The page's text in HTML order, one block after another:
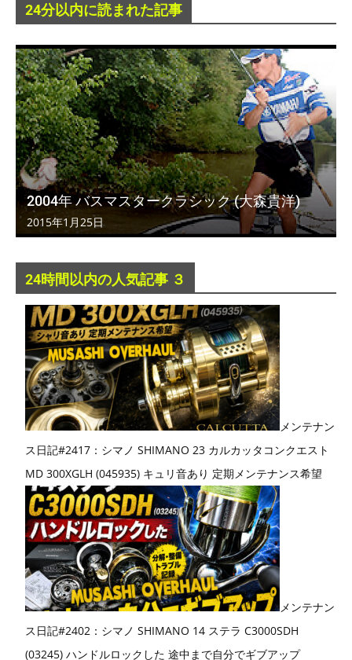
24分以内に読まれた記事
2004年 バスマスタークラシック (大森貴洋)
2015年1月25日
24時間以内の人気記事 ３
メンテナン
ス日記#2417：シマノ SHIMANO 23 カルカッタコンクエスト
MD 300XGLH (045935) キュリ音あり 定期メンテナンス希望
メンテナン
ス日記#2402：シマノ SHIMANO 14 ステラ C3000SDH
(03245) ハンドルロックした 途中まで自分でギブアップ